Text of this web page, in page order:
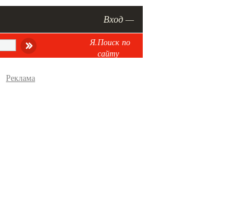
Вход —
Я.Поиск по
сайту
Реклама